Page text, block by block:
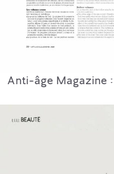
Anti-âge Magazine